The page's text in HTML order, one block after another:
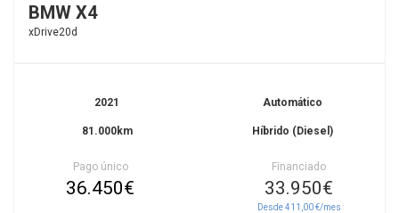
BMW X4
xDrive20d
2021
81.000km
Automático
Híbrido (Diesel)
Pago único
36.450€
Financiado
33.950€
Desde 411,00 €/mes